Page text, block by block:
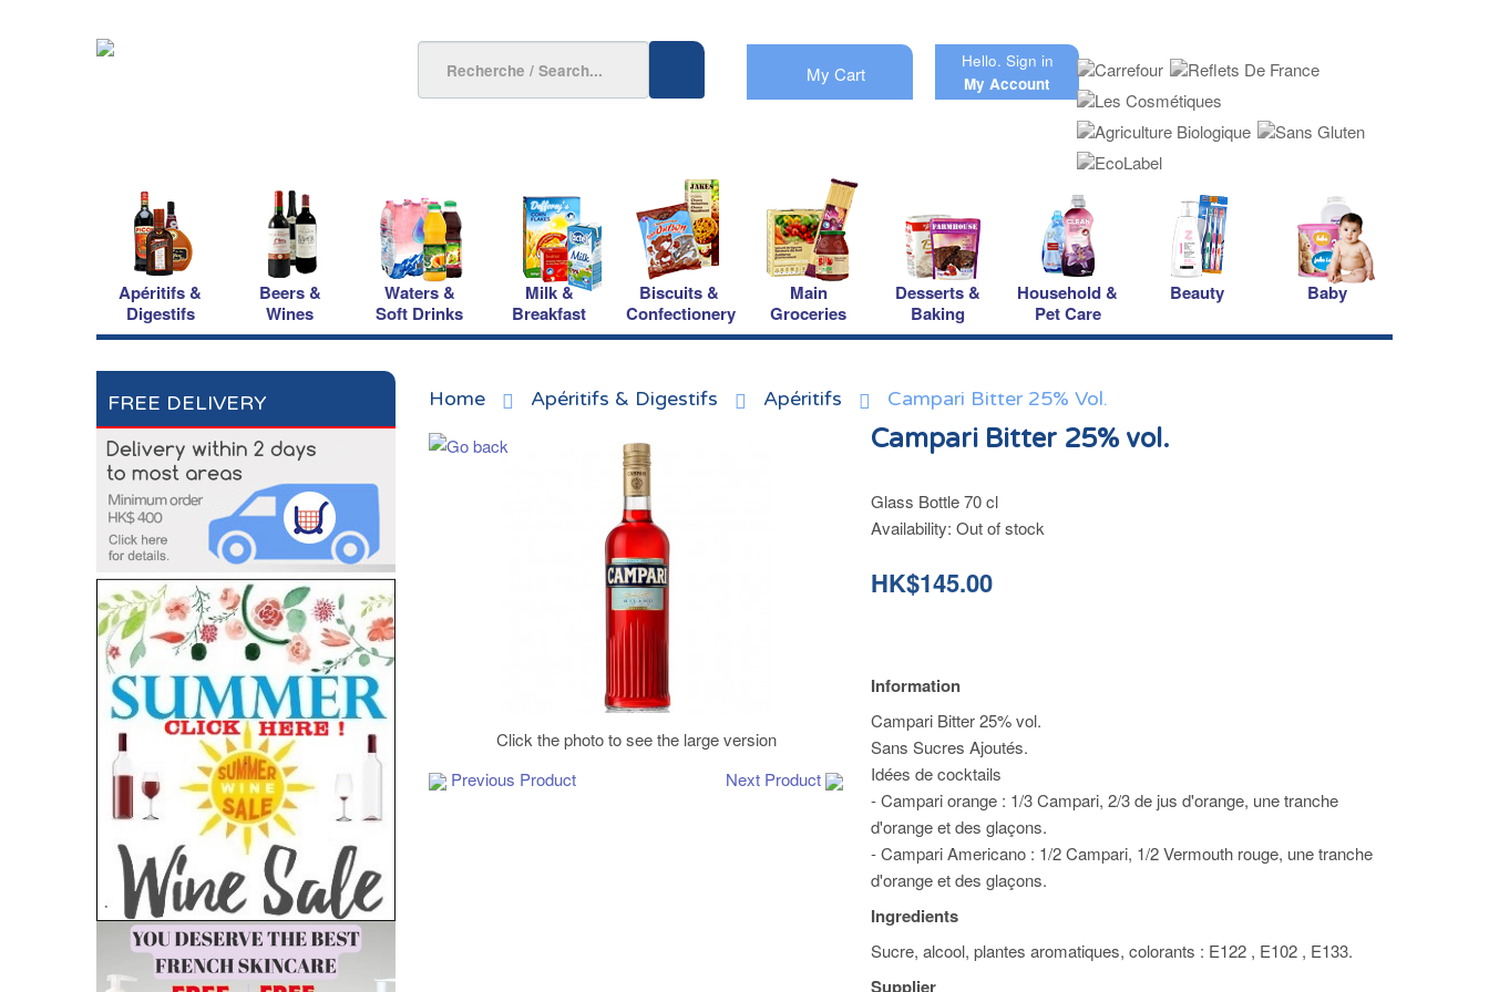
My Cart
Hello. Sign in
My Account
Apéritifs &
Digestifs
Beers &
Wines
Waters &
Soft Drinks
Milk &
Breakfast
Biscuits &
Confectionery
Main
Groceries
Desserts &
Baking
Household &
Pet Care
Beauty Baby
FREE DELIVERY Home Apéritifs & Digestifs Apéritifs Campari Bitter 25% Vol.
Click the photo to see the large version
Previous Product
Next Product
Campari Bitter 25% vol.
Glass Bottle 70 cl
Availability:Out of stock
HK$145.00
Information
Campari Bitter 25% vol.
Sans Sucres Ajoutés.
Idées de cocktails
- Campari orange : 1/3 Campari, 2/3 de jus d'orange, une tranche
d'orange et des glaçons.
- Campari Americano : 1/2 Campari, 1/2 Vermouth rouge, une tranche
d'orange et des glaçons.
Ingredients
Sucre, alcool, plantes aromatiques, colorants : E122 , E102 , E133.
Supplier